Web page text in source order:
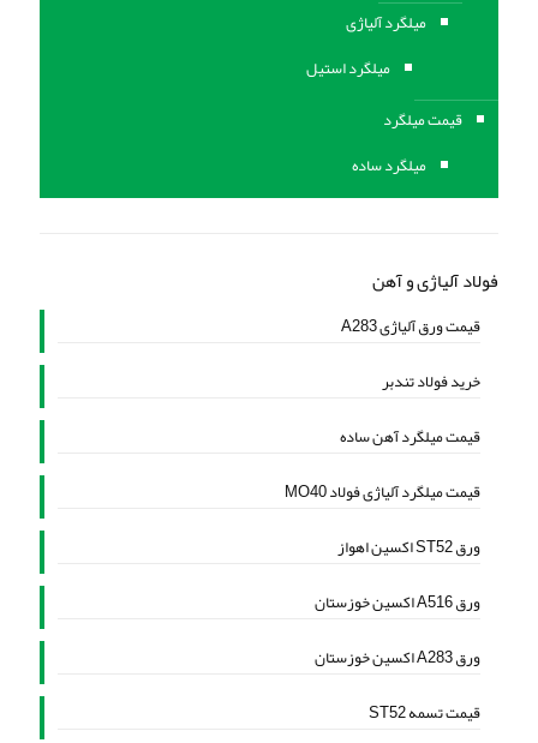
ميلگرد آلیاژی
میلگرد استیل
قیمت میلگرد
میلگرد ساده
فولاد آلیاژی و آهن
قیمت ورق آلیاژی A283
خرید فولاد تندبر
قیمت میلگرد آهن ساده
قیمت میلگرد آلیاژی فولاد MO40
ورق ST52 اکسین اهواز
ورق A516 اکسین خوزستان
ورق A283 اکسین خوزستان
قیمت تسمه ST52